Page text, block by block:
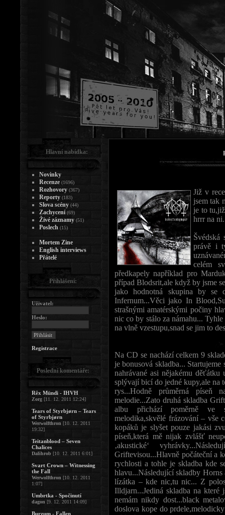
Již v
jsem tak
je to
hrrr na
Švédská
právě i
celém
předkapely například pro
případ Blodsrit,ale když by jsme
jako hodnotná skupina by se
Infernum...Věci jako In
strašnými amatérskými počiny
nic co by stálo za námahu...
na vlně vzestupu,snad se jim to
Na CD se nachází celkem 9
je bonusová skladba...
nahrávané asi nějakému
splývají bicí do jedné kupy,ale na
rys...Hodně průměrná píseň
melodie...Zato druhá skladba
albu přichází poměrně ve
melodika,skvělé frázování – vše
kopáků je slyšet pouze jakási
píseň,která mě nijak zvlášť
‚akustické‘
Griftevisou...Hlavně počáteční a
rychlosti a tohle je skladba kde
hlavu...Následující skladby
lízátka – kde nic,tu nic... Z
Illdjarn...Jediná skladba na které
nemám nikdy dost...black
doslova kope do
Hlavní nabídka:
Novinky
Recenze (1696)
Rozhovory (367)
Reporty (183)
Slova scény (44)
Zachycení (69)
Živé záznamy (51)
Poslech (15)
Mortem Zine
English interviews
Přátelé
Přihlášení:
Uživatel:
Heslo:
Registrace
Poslední komentáře:
Rêx Mündi - IHVH
Zorg [11. 12. 2011 12:24]
Tears of Styrbjørn – Tears
of Styrbjørn
Werwolfthron [10. 12. 2011
19:32]
Teitanblood – Seven
Chalices
Dalihrob [10. 12. 2011 6:01]
Svart Crown – Witnessing
the Fall
Werwolfthron [10. 12. 2011
1:07]
Umbrtka - Spočinutí
dagon [9. 12. 2011 14:09]
Burzum - Fallen